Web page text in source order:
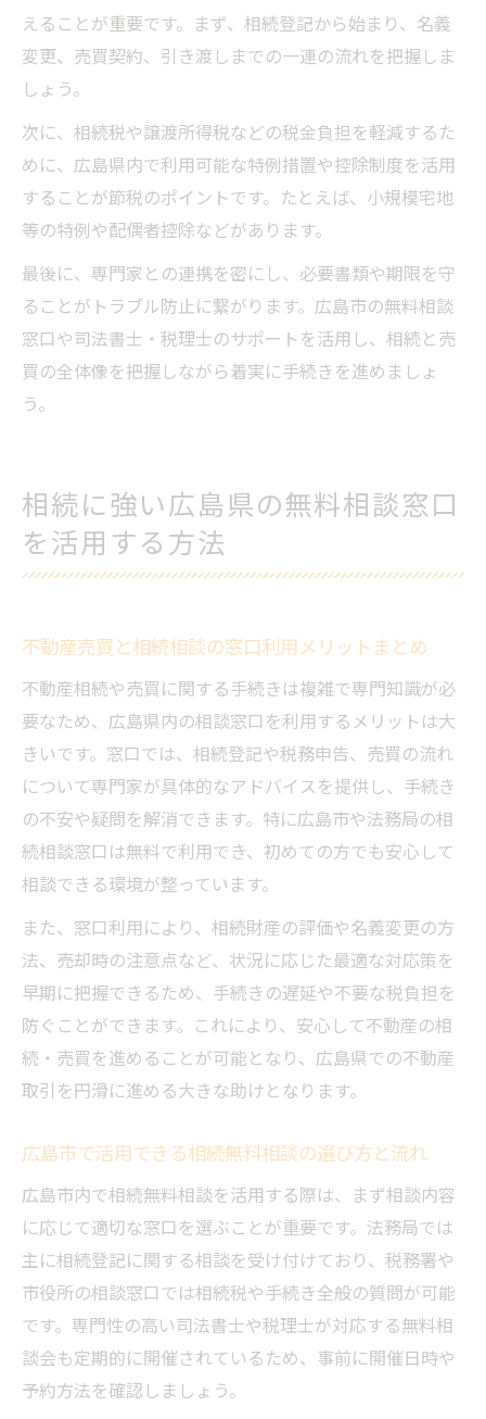
えることが重要です。まず、相続登記から始まり、名義
変更、売買契約、引き渡しまでの一連の流れを把握しま
しょう。
次に、相続税や譲渡所得税などの税金負担を軽減するた
めに、広島県内で利用可能な特例措置や控除制度を活用
することが節税のポイントです。たとえば、小規模宅地
等の特例や配偶者控除などがあります。
最後に、専門家との連携を密にし、必要書類や期限を守
ることがトラブル防止に繋がります。広島市の無料相談
窓口や司法書士・税理士のサポートを活用し、相続と売
買の全体像を把握しながら着実に手続きを進めましょ
う。
相続に強い広島県の無料相談窓口
を活用する方法
不動産売買と相続相談の窓口利用メリットまとめ
不動産相続や売買に関する手続きは複雑で専門知識が必
要なため、広島県内の相談窓口を利用するメリットは大
きいです。窓口では、相続登記や税務申告、売買の流れ
について専門家が具体的なアドバイスを提供し、手続き
の不安や疑問を解消できます。特に広島市や法務局の相
続相談窓口は無料で利用でき、初めての方でも安心して
相談できる環境が整っています。
また、窓口利用により、相続財産の評価や名義変更の方
法、売却時の注意点など、状況に応じた最適な対応策を
早期に把握できるため、手続きの遅延や不要な税負担を
防ぐことができます。これにより、安心して不動産の相
続・売買を進めることが可能となり、広島県での不動産
取引を円滑に進める大きな助けとなります。
広島市で活用できる相続無料相談の選び方と流れ
広島市内で相続無料相談を活用する際は、まず相談内容
に応じて適切な窓口を選ぶことが重要です。法務局では
主に相続登記に関する相談を受け付けており、税務署や
市役所の相談窓口では相続税や手続き全般の質問が可能
です。専門性の高い司法書士や税理士が対応する無料相
談会も定期的に開催されているため、事前に開催日時や
予約方法を確認しましょう。